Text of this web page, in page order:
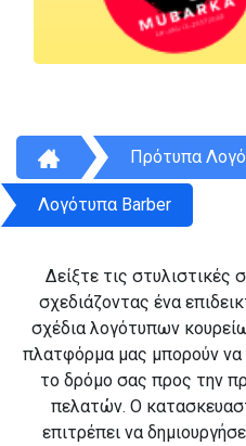
Πρότυπα
Λογότυπα Barber
Δείξτε τις στυλιστικές
σχεδιάζοντας ένα
σχέδια λογότυπων
πλατφόρμα μας μπορούν να
το δρόμο σας προς την
πελατών. Ο
επιτρέπει να